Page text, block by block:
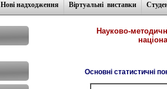
Нові надходження Віртуальні виставки
Науково-
Основні статистичні